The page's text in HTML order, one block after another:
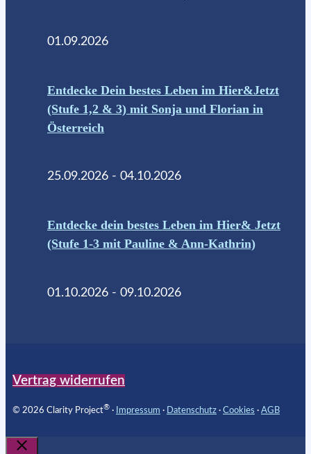
01.09.2026
Entdecke Dein bestes Leben im Hier&Jetzt
(Stufe 1,2 & 3) mit Sonja und Florian in
Österreich
25.09.2026 - 04.10.2026
Entdecke dein bestes Leben im Hier& Jetzt
(Stufe 1-3 mit Pauline & Ann-Kathrin)
01.10.2026 - 09.10.2026
Vertrag widerrufen
© 2026 Clarity Project® ∙ Impressum ∙ Datenschutz ∙ Cookies ∙ AGB